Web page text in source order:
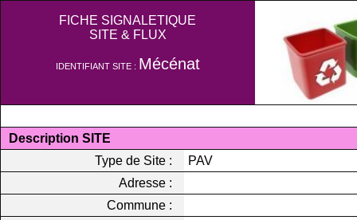
FICHE SIGNALETIQUE
SITE & FLUX
IDENTIFIANT SITE : Mécénat
Description SITE
Type de Site :
PAV
Adresse :
Commune :